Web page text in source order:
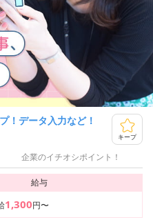
！データ入力など！
キープ
企業のイチオシポイント！
給与
1,300円〜